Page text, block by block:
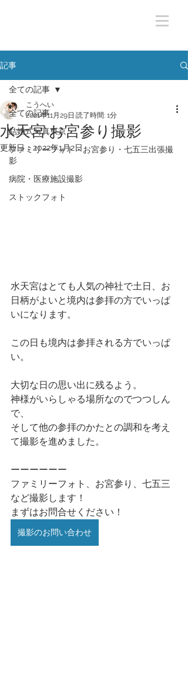
記事
全ての記事
結婚式写真東京
ファミリーフォト・お宮参り・七五三出張撮
影
病院・医療施設撮影
ストックフォト
全ての記事
水天宮 お宮参り撮影
こうへい
2021年11月29日 読了時間: 1分
更新日：2022年1月2日
水天宮はとても人気の神社で土日、お
日柄がよいと境内は参拝の方でいっぱ
いになります。
この日も境内は参拝される方でいっぱ
い。
大切な日の思い出に残るよう。
神様がいらしゃる場所なのでつつしん
で、
そして他の参拝のかたとの調和を考え
て撮影を進めました。
ーーーーーー
ファミリーフォト、お宮参り、七五三
など撮影します！
まずはお問合せください！
撮影のお問い合わせ